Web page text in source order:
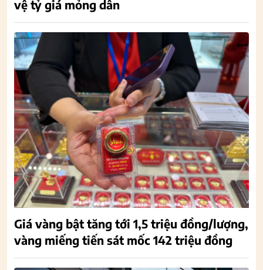
vệ tỷ giá mỏng dần
Giá vàng bật tăng tới 1,5 triệu đồng/lượng,
vàng miếng tiến sát mốc 142 triệu đồng